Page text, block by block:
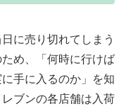
に売り切れてしまう
め、「何時に行けば
手に入るのか」を知
ブンの各店舗は入荷